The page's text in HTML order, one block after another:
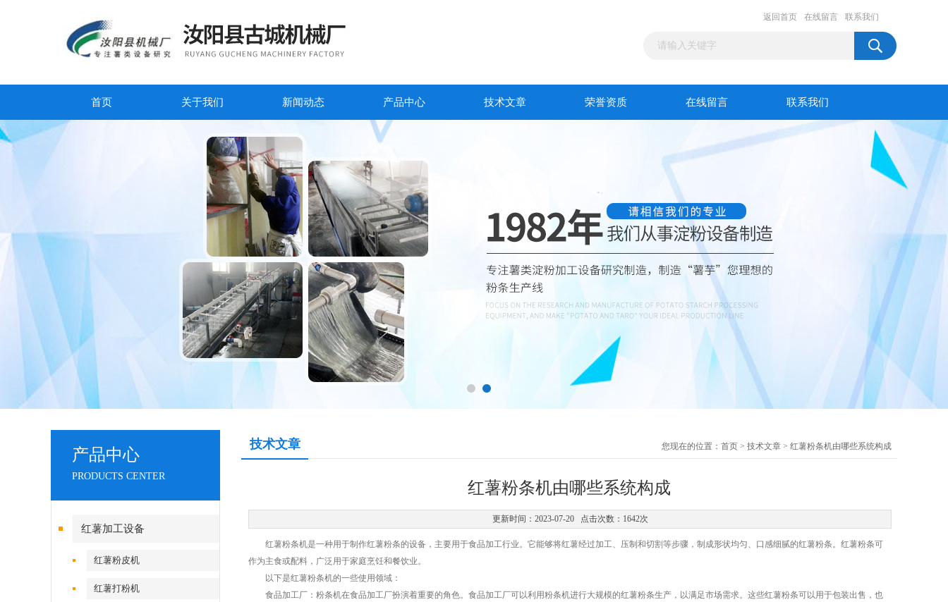
返回首页 在线留言 联系我们
首页 关于我们 新闻动态 产品中心 技术文章 荣誉资质 在线留言 联系我们
产品中心
PRODUCTS CENTER
红薯加工设备
红薯粉皮机
红薯打粉机
技术文章 您现在的位置： 首页 > 技术文章 > 红薯粉条机由哪些系统构成
红薯粉条机由哪些系统构成
更新时间：2023-07-20 点击次数：1642次
红薯粉条机是一种用于制作红薯粉条的设备，主要用于食品加工行业。它能够将红薯经过加工、压制和切割等步骤，制成形状均匀、口感细腻的红薯粉条。红薯粉条可
作为主食或配料，广泛用于家庭烹饪和餐饮业。
以下是红薯粉条机的一些使用领域：
食品加工厂：粉条机在食品加工厂扮演着重要的角色。食品加工厂可以利用粉条机进行大规模的红薯粉条生产，以满足市场需求。这些红薯粉条可以用于包装出售，也